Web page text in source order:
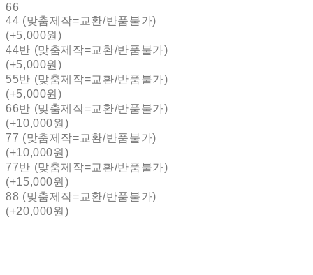
66
44 (맞춤제작=교환/반품불가)
(+5,000원)
44반 (맞춤제작=교환/반품불가)
(+5,000원)
55반 (맞춤제작=교환/반품불가)
(+5,000원)
66반 (맞춤제작=교환/반품불가)
(+10,000원)
77 (맞춤제작=교환/반품불가)
(+10,000원)
77반 (맞춤제작=교환/반품불가)
(+15,000원)
88 (맞춤제작=교환/반품불가)
(+20,000원)